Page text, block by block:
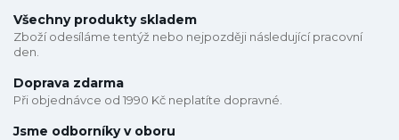
Všechny produkty skladem
Zboží odesíláme tentýž nebo nejpozději následující pracovní
den.
Doprava zdarma
Při objednávce od 1990 Kč neplatíte dopravné.
Jsme odborníky v oboru